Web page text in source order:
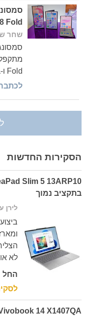
Fold
שחר
Fold ו-Z8 Fold Ultra...
הסקירות החדשות
בתקציב נמוך
לירן
לא
החל מ -